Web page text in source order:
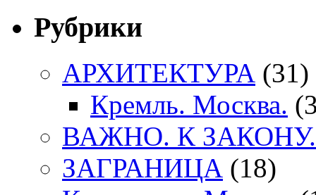
Рубрики
АРХИТЕКТУРА (31)
Кремль. Москва.
ВАЖНО. К ЗАКОНУ.
ЗАГРАНИЦА (18)